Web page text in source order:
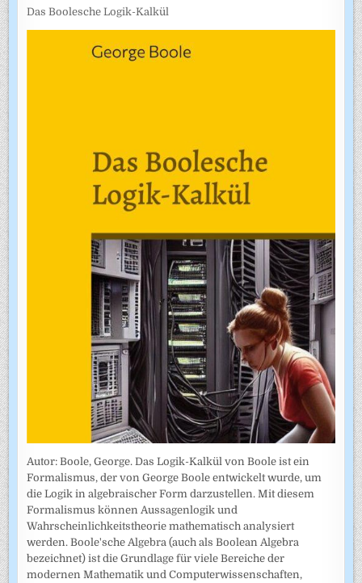
Das Boolesche Logik-Kalkül
Autor: Boole, George. Das Logik-Kalkül von Boole ist ein
Formalismus, der von George Boole entwickelt wurde, um
die Logik in algebraischer Form darzustellen. Mit diesem
Formalismus können Aussagenlogik und
Wahrscheinlichkeitstheorie mathematisch analysiert
werden. Boole'sche Algebra (auch als Boolean Algebra
bezeichnet) ist die Grundlage für viele Bereiche der
modernen Mathematik und Computerwissenschaften,